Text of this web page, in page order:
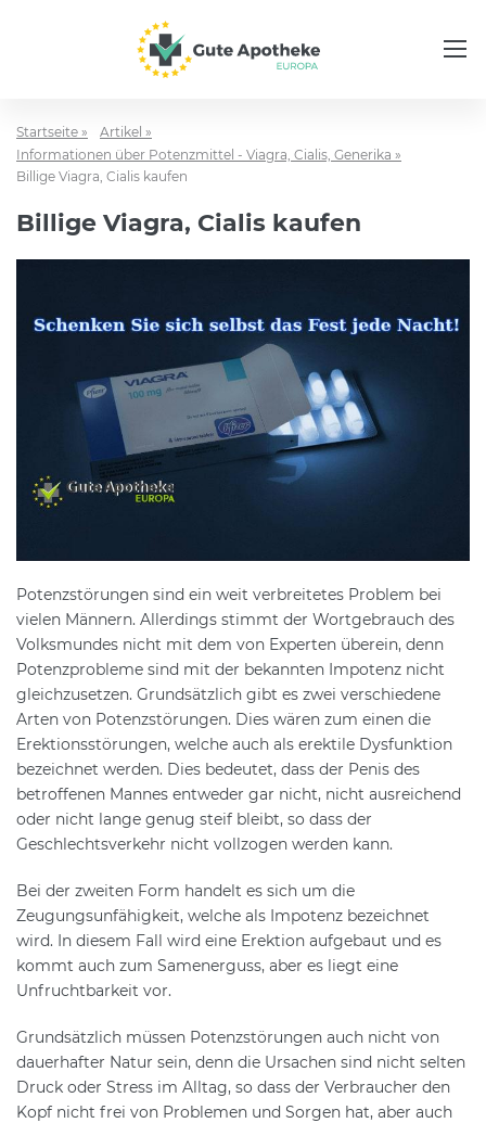
Startseite »
Artikel »
Informationen über Potenzmittel - Viagra, Cialis, Generika »
Billige Viagra, Cialis kaufen
Billige Viagra, Cialis kaufen
Potenzstörungen sind ein weit verbreitetes Problem bei
vielen Männern. Allerdings stimmt der Wortgebrauch des
Volksmundes nicht mit dem von Experten überein, denn
Potenzprobleme sind mit der bekannten Impotenz nicht
gleichzusetzen. Grundsätzlich gibt es zwei verschiedene
Arten von Potenzstörungen. Dies wären zum einen die
Erektionsstörungen, welche auch als erektile Dysfunktion
bezeichnet werden. Dies bedeutet, dass der Penis des
betroffenen Mannes entweder gar nicht, nicht ausreichend
oder nicht lange genug steif bleibt, so dass der
Geschlechtsverkehr nicht vollzogen werden kann.
Bei der zweiten Form handelt es sich um die
Zeugungsunfähigkeit, welche als Impotenz bezeichnet
wird. In diesem Fall wird eine Erektion aufgebaut und es
kommt auch zum Samenerguss, aber es liegt eine
Unfruchtbarkeit vor.
Grundsätzlich müssen Potenzstörungen auch nicht von
dauerhafter Natur sein, denn die Ursachen sind nicht selten
Druck oder Stress im Alltag, so dass der Verbraucher den
Kopf nicht frei von Problemen und Sorgen hat, aber auch